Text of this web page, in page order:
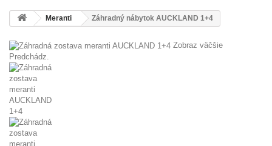
Meranti Záhradný nábytok AUCKLAND 1+4
Zobraz väčšie
Predchádz.